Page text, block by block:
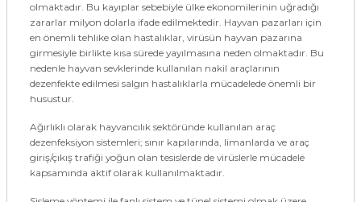
olmaktadır. Bu kayıplar sebebiyle ülke ekonomilerinin uğradığı
zararlar milyon dolarla ifade edilmektedir. Hayvan pazarları için
en önemli tehlike olan hastalıklar, virüsün hayvan pazarına
girmesiyle birlikte kısa sürede yayılmasına neden olmaktadır. Bu
nedenle hayvan sevklerinde kullanılan nakil araçlarının
dezenfekte edilmesi salgın hastalıklarla mücadelede önemli bir
husustur.
Ağırlıklı olarak hayvancılık sektöründe kullanılan araç
dezenfeksiyon sistemleri; sınır kapılarında, limanlarda ve araç
giriş/çıkış trafiği yoğun olan tesislerde de virüslerle mücadele
kapsamında aktif olarak kullanılmaktadır.